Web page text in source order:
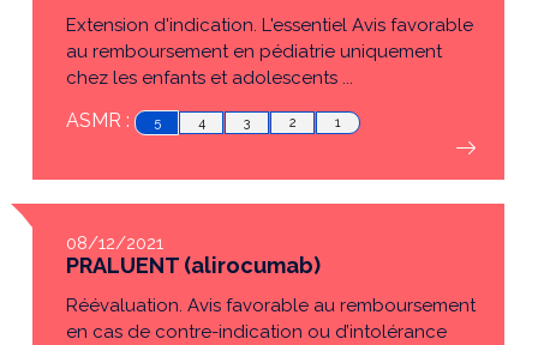
Extension d'indication. L'essentiel Avis favorable
au remboursement en pédiatrie uniquement
chez les enfants et adolescents ...
ASMR : 5 4 3 2 1
08/12/2021
PRALUENT (alirocumab)
Réévaluation. Avis favorable au remboursement
en cas de contre-indication ou d’intolérance